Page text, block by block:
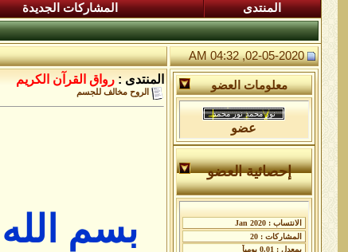
المنتدى المشاركات الجديدة
02-05-2020, 04:32 AM
معلومات العضو
عضو
إحصائية العضو
المنتدى : رواق القرآن الكريم
الروح مخالف للجسم
بسم